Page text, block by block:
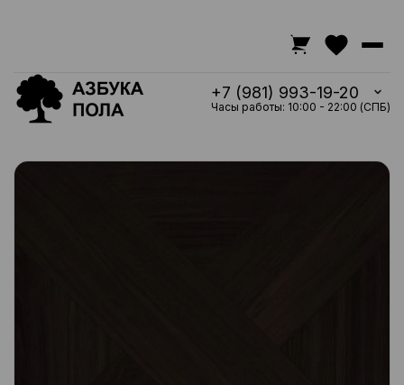
+7 (981) 993-19-20
Часы работы: 10:00 - 22:00 (СПБ)